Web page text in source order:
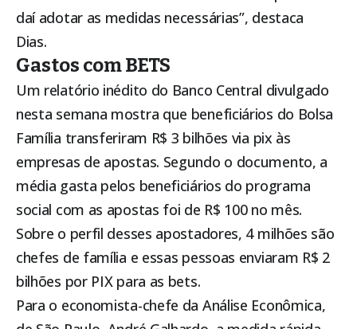
daí adotar as medidas necessárias”, destaca
Dias.
Gastos com BETS
Um relatório inédito do Banco Central divulgado
nesta semana mostra que beneficiários do Bolsa
Família transferiram R$ 3 bilhões via pix às
empresas de apostas. Segundo o documento, a
média gasta pelos beneficiários do programa
social com as apostas foi de R$ 100 no mês.
Sobre o perfil desses apostadores, 4 milhões são
chefes de família e essas pessoas enviaram R$ 2
bilhões por PIX para as bets.
Para o economista-chefe da Análise Econômica,